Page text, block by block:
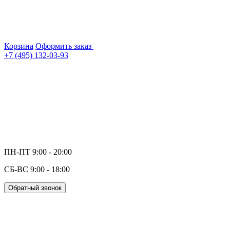
Корзина Оформить заказ
+7 (495) 132-03-93
ПН-ПТ 9:00 - 20:00
СБ-ВС 9:00 - 18:00
Обратный звонок